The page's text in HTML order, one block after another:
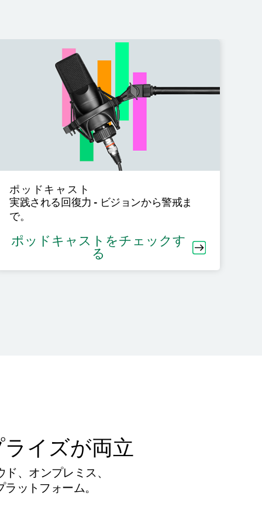
ポッドキャスト
実践される回復力 - ビジョンから警戒ま
で。
ポッドキャストをチェックす
る
イズが両立
、オンプレミス、
ットフォーム。